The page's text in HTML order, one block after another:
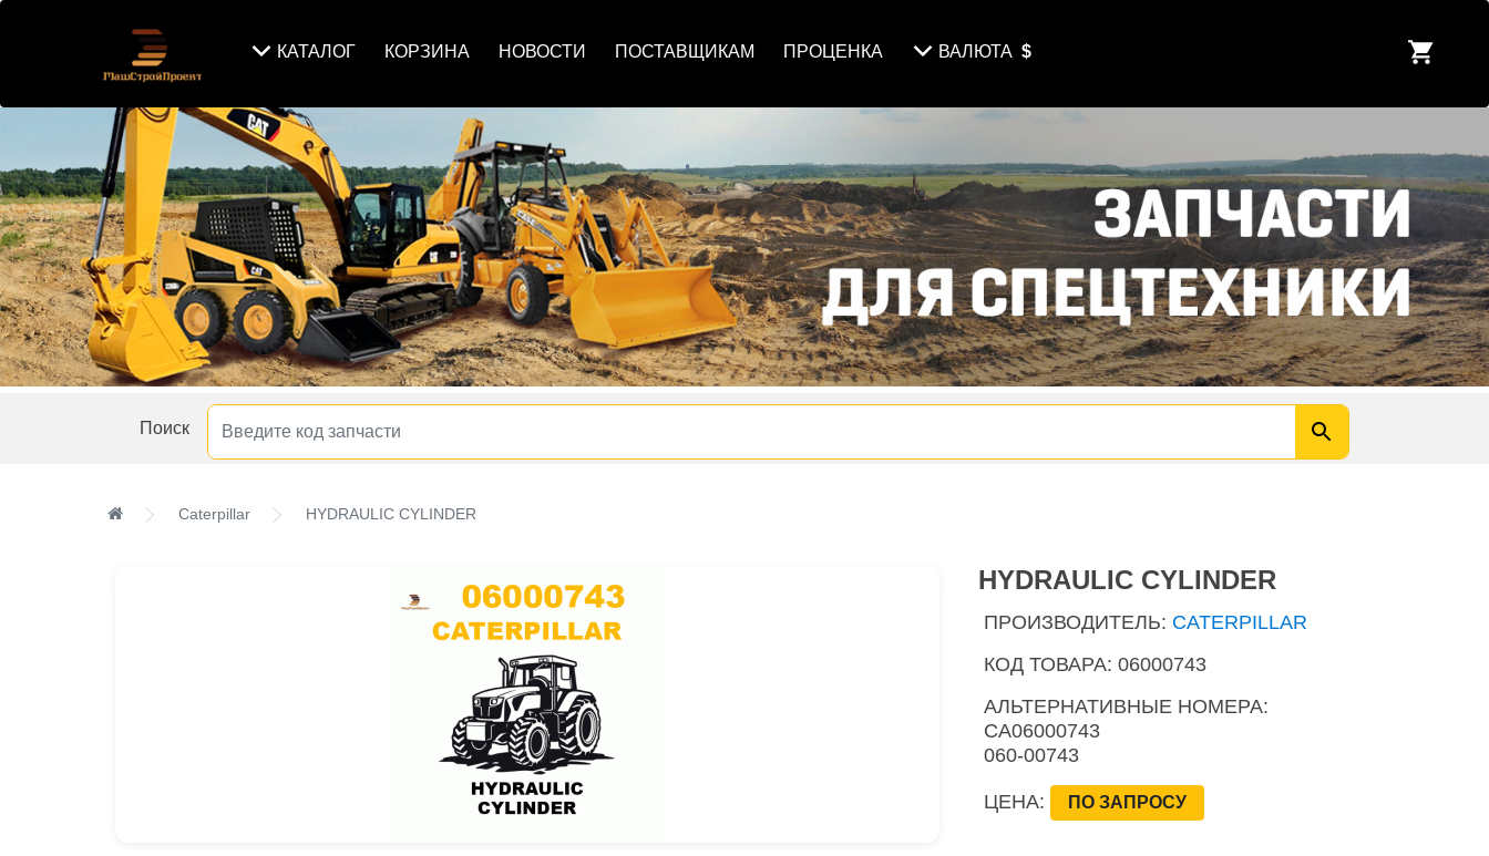
КАТАЛОГ КОРЗИНА НОВОСТИ ПОСТАВЩИКАМ ПРОЦЕНКА ВАЛЮТА $
Поиск
Caterpillar HYDRAULIC CYLINDER
HYDRAULIC CYLINDER
ПРОИЗВОДИТЕЛЬ: CATERPILLAR
КОД ТОВАРА: 06000743
АЛЬТЕРНАТИВНЫЕ НОМЕРА:
CA06000743
060-00743
ЦЕНА: ПО ЗАПРОСУ